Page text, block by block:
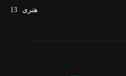
هنری
13